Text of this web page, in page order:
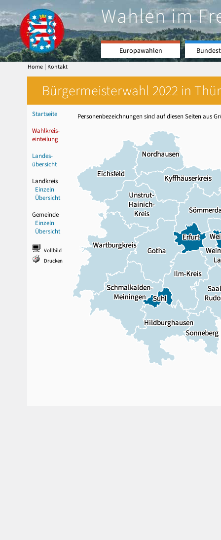
Wahlen im
Europawahlen
Home | Kontakt
Bürgermeisterwahl 2022 in
Startseite
Wahlkreis-
einteilung
Landes-
übersicht
Landkreis
Einzeln
Übersicht
Gemeinde
Einzeln
Übersicht
Vollbild
Drucken
Personenbezeichnungen sind auf diesen Seiten aus